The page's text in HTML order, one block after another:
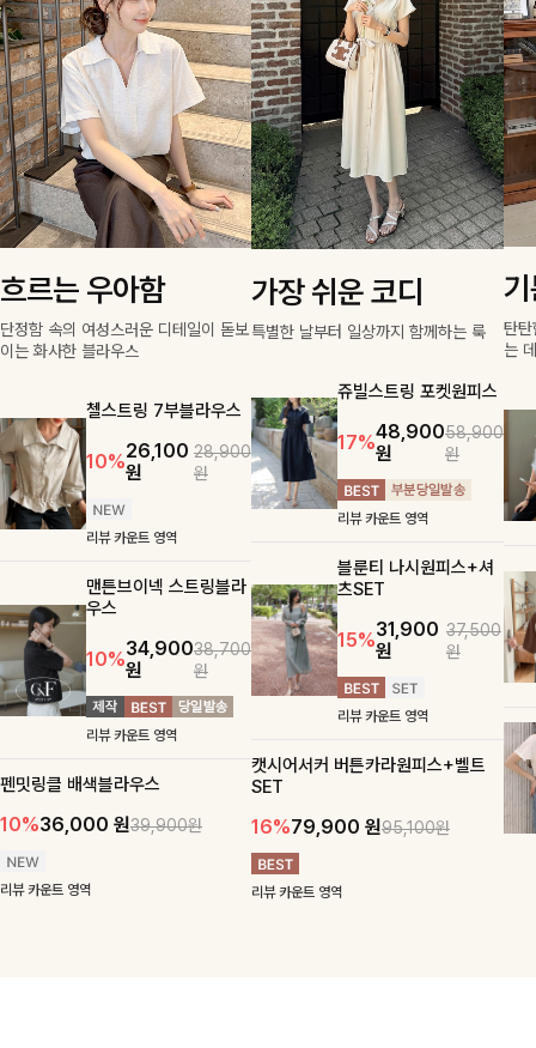
흐르는 우아함
단정함 속의 여성스러운 디테일이 돋보
이는 화사한 블라우스
첼스트링 7부블라우스
10%26,100
원
28,900
원
리뷰 카운트 영역
맨튼브이넥 스트링블라
우스
10%34,900
원
38,700
원
리뷰 카운트 영역
펜밋링클 배색블라우스
10%36,000 원39,900원
리뷰 카운트 영역
가장 쉬운 코디
특별한 날부터 일상까지 함께하는 룩
쥬빌스트링 포켓원피스
17%48,900
원
58,900
원
리뷰 카운트 영역
블룬티 나시원피스+셔
츠SET
15%31,900
원
37,500
원
리뷰 카운트 영역
캣시어서커 버튼카라원피스+벨트
SET
16%79,900 원95,100원
리뷰 카운트 영역
탄
는